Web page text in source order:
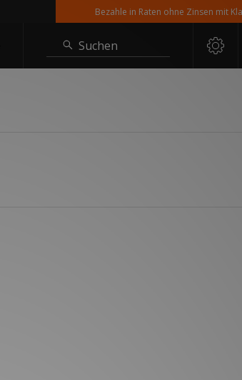
Bezahle in Raten ohne Zinsen mit Klarna
Suchen